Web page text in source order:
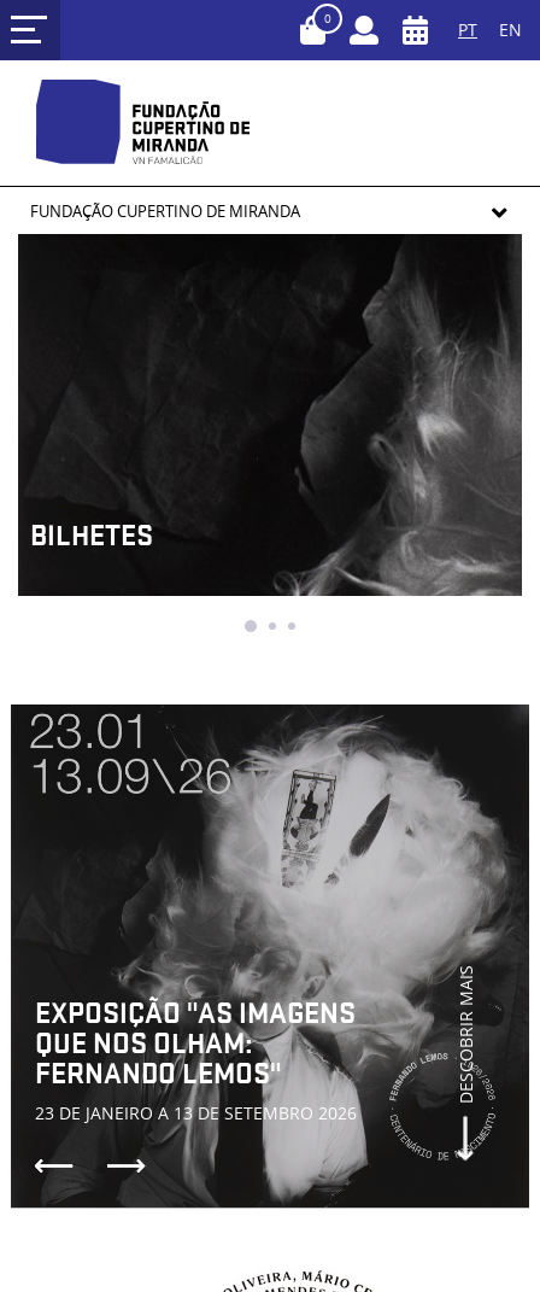
PT EN
0
FUNDAÇÃO CUPERTINO DE MIRANDA
BILHETES
EXPOSIÇÃO "AS IMAGENS
QUE NOS OLHAM:
FERNANDO LEMOS"
23 DE JANEIRO A 13 DE SETEMBRO 2026
DESCOBRIR MAIS